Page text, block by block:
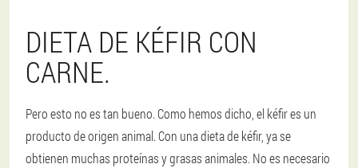
DIETA DE KÉFIR CON
CARNE.
Pero esto no es tan bueno. Como hemos dicho, el kéfir es un
producto de origen animal. Con una dieta de kéfir, ya se
obtienen muchas proteínas y grasas animales. No es necesario